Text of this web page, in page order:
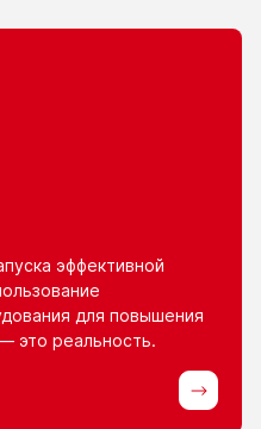
эффективной
для повышения
это реальность.